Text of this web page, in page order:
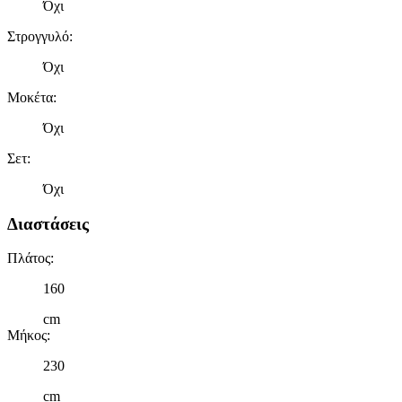
Όχι
Στρογγυλό:
Όχι
Μοκέτα:
Όχι
Σετ:
Όχι
Διαστάσεις
Πλάτος:
160
cm
Μήκος:
230
cm